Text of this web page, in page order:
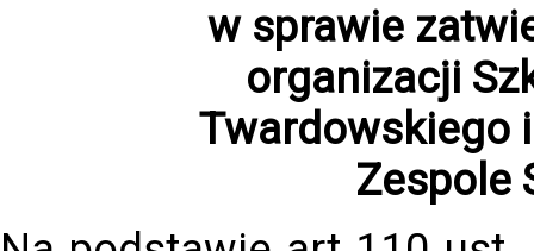
w sprawie
organizacji
Twardowskiego
Zespole